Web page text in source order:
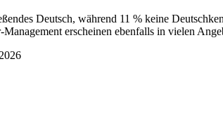
Deutsch, während 11 % keine
erscheinen ebenfalls in vielen